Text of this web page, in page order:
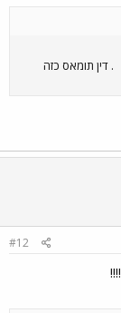
. דין תומאס כזה
#12